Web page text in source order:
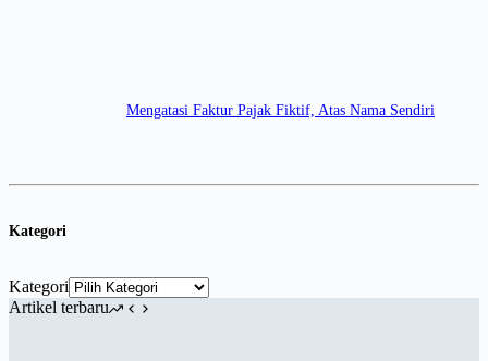
Mengatasi Faktur Pajak Fiktif, Atas Nama Sendiri
Kategori
Kategori
Artikel terbaru